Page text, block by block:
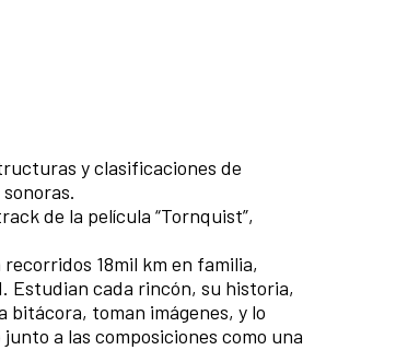
y clasificaciones de
de la película “Tornquist”,
18mil km en familia,
Estudian cada rincón, su historia,
bitácora, toman imágenes, y lo
a las composiciones como una